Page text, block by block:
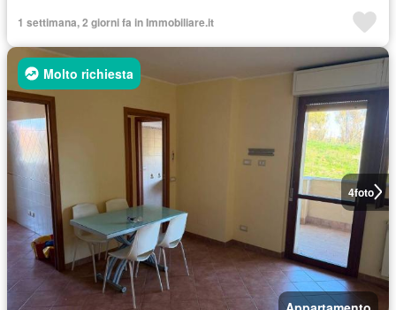
1 settimana, 2 giorni fa in Immobiliare.it
4foto
Molto richiesta